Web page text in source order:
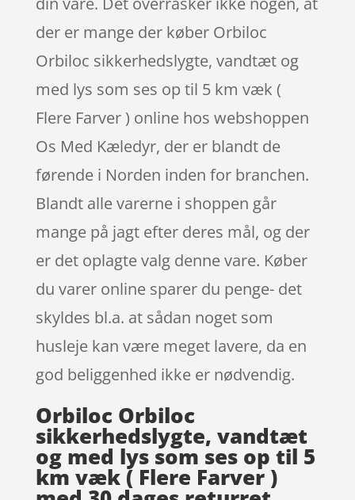
der er mange der køber Orbiloc
Orbiloc sikkerhedslygte, vandtæt og
med lys som ses op til 5 km væk (
Flere Farver ) online hos webshoppen
Os Med Kæledyr, der er blandt de
førende i Norden inden for branchen.
Blandt alle varerne i shoppen går
mange på jagt efter deres mål, og der
er det oplagte valg denne vare. Køber
du varer online sparer du penge- det
skyldes bl.a. at sådan noget som
husleje kan være meget lavere, da en
god beliggenhed ikke er nødvendig.
Orbiloc Orbiloc
sikkerhedslygte, vandtæt
og med lys som ses op til 5
km væk ( Flere Farver )